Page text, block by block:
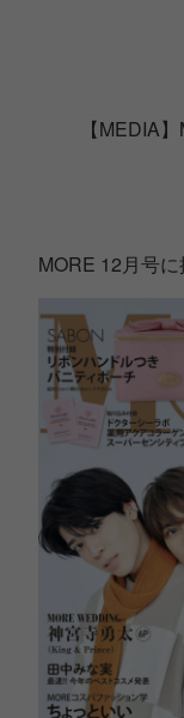
【MEDIA
MORE 12月号に